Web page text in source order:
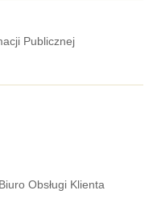
Publicznej
Obsługi Klienta